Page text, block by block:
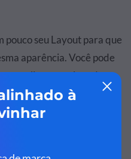
pouco seu Layout para que
aparência. Você pode
as caixas de
isso para adequar seu